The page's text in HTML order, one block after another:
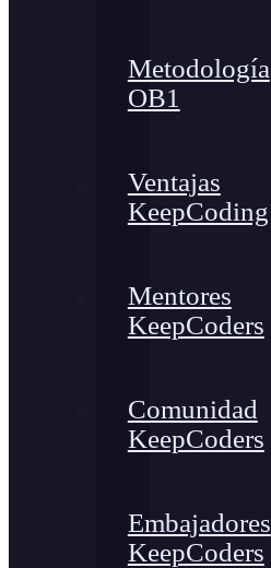
Metodología
OB1
Ventajas
KeepCoding
Mentores
KeepCoders
Comunidad
KeepCoders
Embajadores
KeepCoders